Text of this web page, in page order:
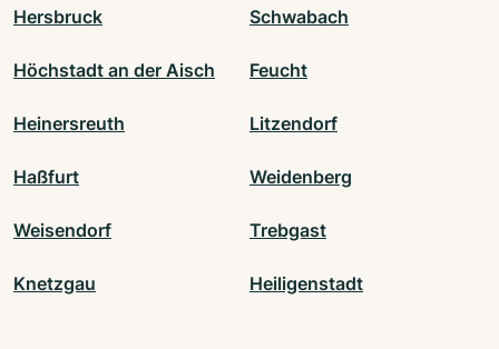
Hersbruck Schwabach
Höchstadt an der Aisch Feucht
Heinersreuth Litzendorf
Haßfurt Weidenberg
Weisendorf Trebgast
Knetzgau Heiligenstadt